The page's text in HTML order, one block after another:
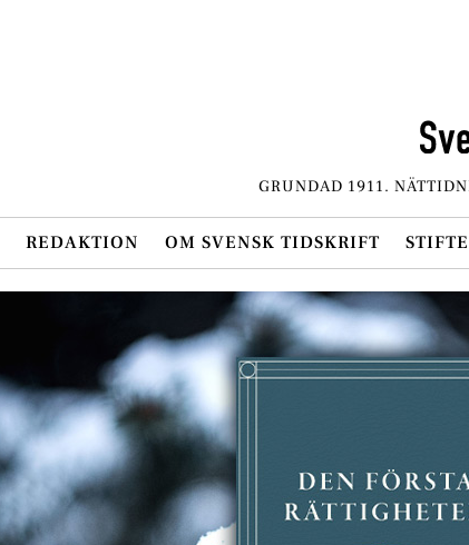
GRUNDAD 1911.
REDAKTION OM SVENSK TIDSKRIFT